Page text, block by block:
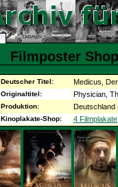
Filmposter
Deutscher Titel: Medicus, Der
Originaltitel: Physician,
Produktion: Deutschland
Kinoplakate-Shop: 4 Filmplakate